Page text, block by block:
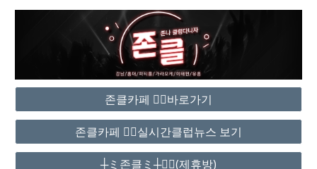
존클카페 ❤️‍🔥바로가기
존클카페 ❤️‍🔥실시간클럽뉴스 보기
┼ミ존클ミ┼❤️‍🔥(제휴방)